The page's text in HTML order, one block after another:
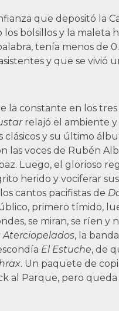
que depositó la
bolsillos y la maleta
tenía menos de
y que se vivió
la constante en los
relajó el ambiente y
clásicos y su último
las voces de Rubén
Luego, el glorioso
herido y vociferar
cantos pacifistas de
primero tímido,
se miran, se ríen
Aterciopelados, la
El Estuche, de
. Un paquete de
al Parque, pero